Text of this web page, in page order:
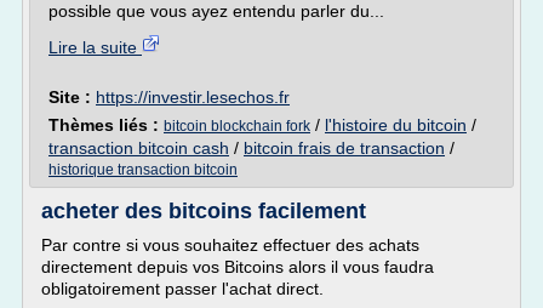
possible que vous ayez entendu parler du...
Lire la suite
Site : https://investir.lesechos.fr
Thèmes liés : bitcoin blockchain fork / l'histoire du bitcoin /
transaction bitcoin cash / bitcoin frais de transaction /
historique transaction bitcoin
acheter des bitcoins facilement
Par contre si vous souhaitez effectuer des achats
directement depuis vos Bitcoins alors il vous faudra
obligatoirement passer l'achat direct.